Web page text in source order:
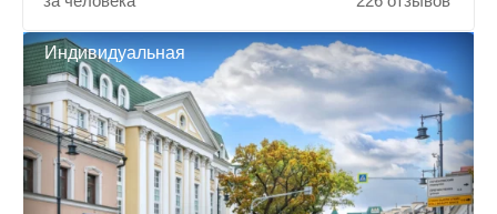
Индивидуальная